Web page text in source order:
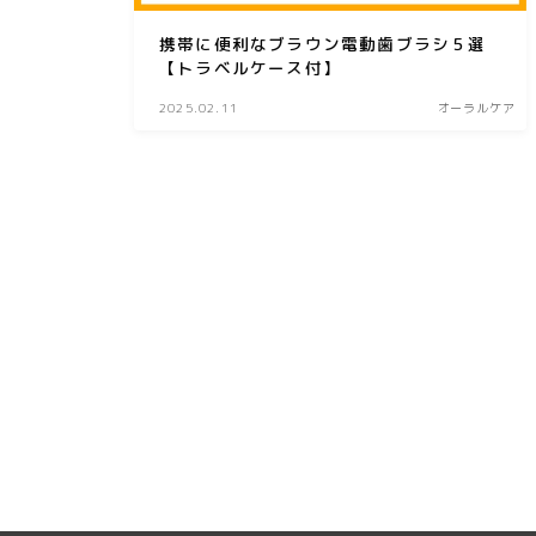
携帯に便利なブラウン電動歯ブラシ５選
【トラベルケース付】
2025.02.11 オーラルケア